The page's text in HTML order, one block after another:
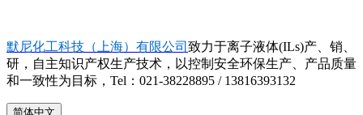
默尼化工科技（上海）有限公司 致力于离子液体(ILs)产、销、
研，自主知识产权生产技术，以控制安全环保生产、产品质量
和一致性为目标，Tel：021-38228895 / 13816393132
简体中文